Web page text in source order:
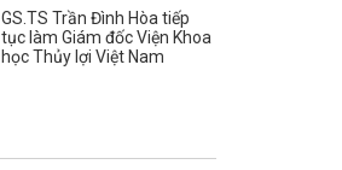
GS.TS Trần Đình Hòa tiếp
tục làm Giám đốc Viện Khoa
học Thủy lợi Việt Nam